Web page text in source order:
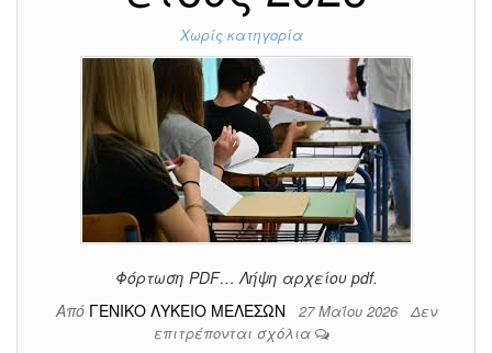
Χωρίς κατηγορία
Φόρτωση PDF… Λήψη αρχείου pdf.
Από ΓΕΝΙΚΟ ΛΥΚΕΙΟ ΜΕΛΕΣΩΝ 27 Μαΐου 2026 Δεν
επιτρέπονται σχόλια